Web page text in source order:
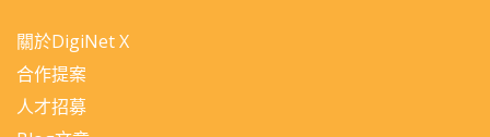
關於DigiNet X
合作提案
人才招募